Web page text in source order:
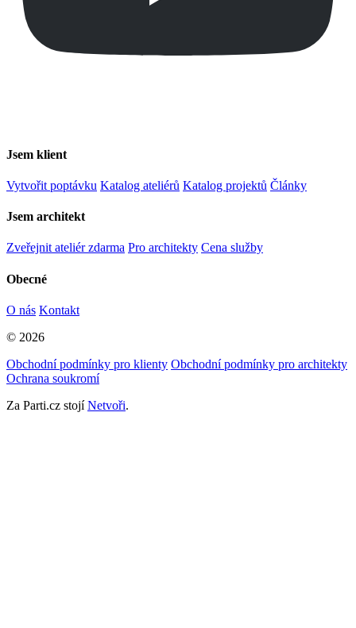
Jsem klient
Vytvořit poptávku Katalog ateliérů Katalog projektů Články
Jsem architekt
Zveřejnit ateliér zdarma Pro architekty Cena služby
Obecné
O nás Kontakt
© 2026
Obchodní podmínky pro klienty Obchodní podmínky pro architekty
Ochrana soukromí
Za Parti.cz stojíNetvoři.